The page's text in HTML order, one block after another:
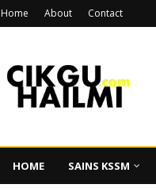
Home About Contact
HOME SAINS KSSM